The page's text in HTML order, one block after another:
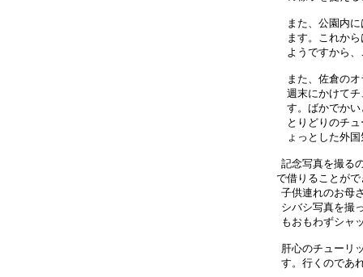
また、公園内
ます。これか
ようですから
また、佐倉の
週末にかけて
す。ばかでか
とりどりのチ
ょっとした
記念写真を撮る
で借りることが
子供連れのお母
シバシ写真を撮
もおもわずシ
肝心のチューリ
す。行くので